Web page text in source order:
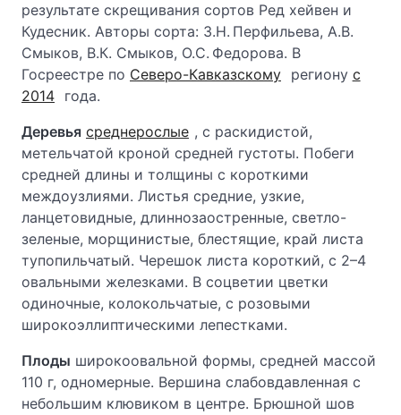
результате скрещивания сортов Ред хейвен и
Кудесник. Авторы сорта: З.Н. Перфильева, А.В.
Смыков, В.К. Смыков, О.С. Федорова. В
Госреестре по Северо-Кавказскому региону с
2014 года.
Деревья среднерослые , с раскидистой,
метельчатой кроной средней густоты. Побеги
средней длины и толщины с короткими
междоузлиями. Листья средние, узкие,
ланцетовидные, длиннозаостренные, светло-
зеленые, морщинистые, блестящие, край листа
тупопильчатый. Черешок листа короткий, с 2–4
овальными железками. В соцветии цветки
одиночные, колокольчатые, с розовыми
широкоэллиптическими лепестками.
Плоды широкоовальной формы, средней массой
110 г, одномерные. Вершина слабовдавленная с
небольшим клювиком в центре. Брюшной шов